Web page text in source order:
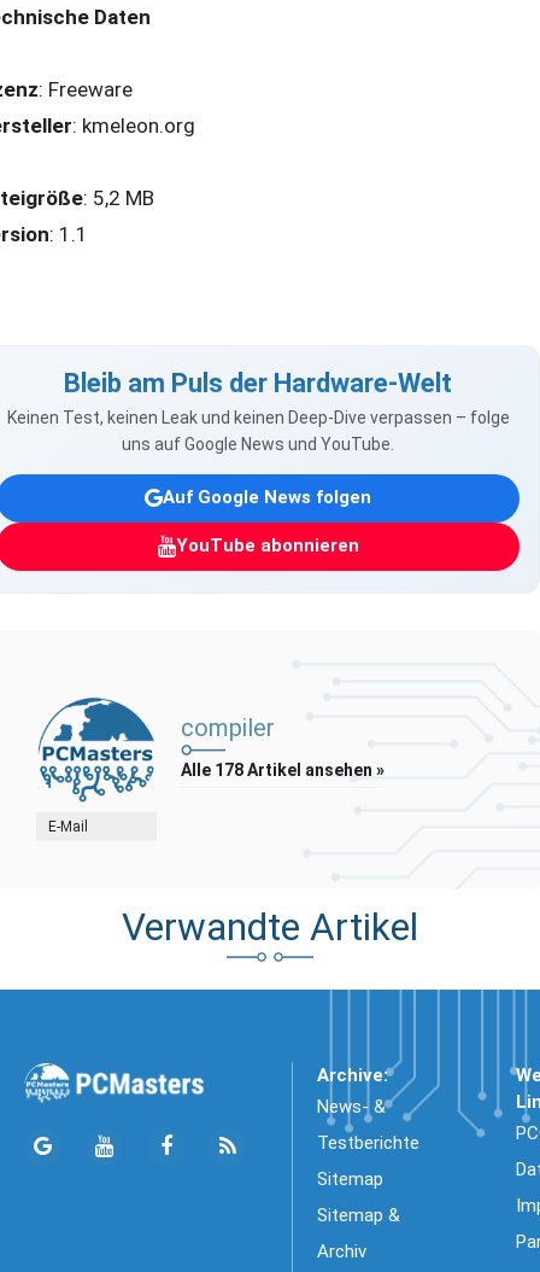
Daten
: Freeware
: kmeleon.org
: 5,2 MB
: 1.1
Bleib am Puls der Hardware-Welt
Keinen Test, keinen Leak und keinen Deep-Dive verpassen – folge
uns auf Google News und YouTube.
Auf Google News folgen
YouTube abonnieren
E-Mail
compiler
Alle 178 Artikel ansehen »
Verwandte Artikel
Archive:
News- &
Testberichte
Sitemap
Sitemap &
Archiv